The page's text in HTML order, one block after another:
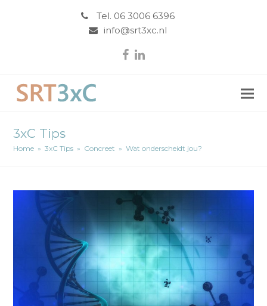
Tel. 06 3006 6396
info@srt3xc.nl
Facebook
LinkedIn
3xC Tips
Home » 3xC Tips » Concreet » Wat onderscheidt jou?